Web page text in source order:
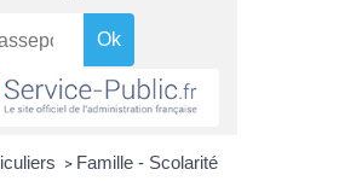
> Famille - Scolarité